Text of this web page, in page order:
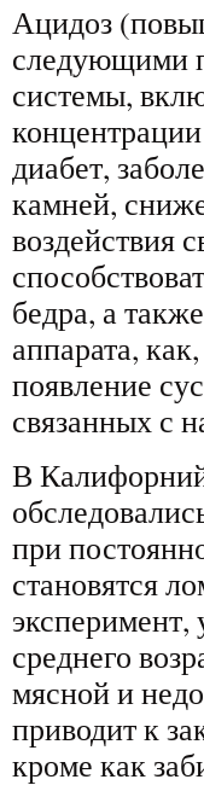
Ацидоз
следующими
системы,
диабет,
камней,
воздействия
бедра, а
аппарата,
появление
связанных с
В
при
становятся
среднего
мясной и
приводит к
кроме как